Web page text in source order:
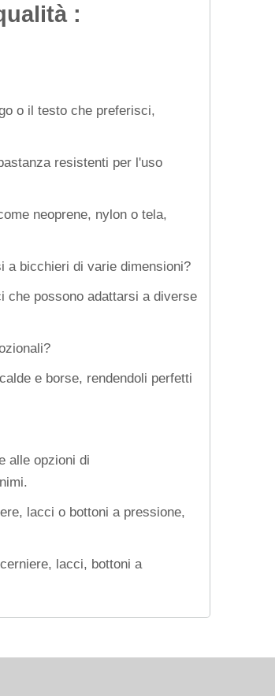
:
o il testo che preferisci,
resistenti per l'uso
neoprene, nylon o tela,
a bicchieri di varie dimensioni?
che possono adattarsi a diverse
e borse, rendendoli perfetti
alle opzioni di
lacci o bottoni a pressione,
lacci, bottoni a